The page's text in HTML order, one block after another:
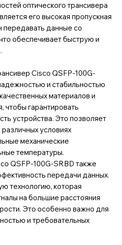
оптического трансивера
его высокая пропускная
передавать данные со
обеспечивает быструю и
Cisco QSFP-100G-
и стабильностью
материалов и
чтобы гарантировать
устройства. Это позволяет
условиях
механические
температуры.
QSFP-100G-SRBD также
передачи данных.
технологию, которая
на большие расстояния
Это особенно важно для
и требовательных